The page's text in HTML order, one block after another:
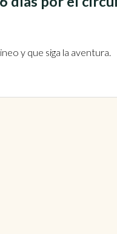
y que siga la aventura.